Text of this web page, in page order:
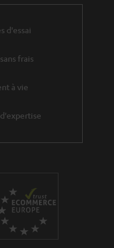
d'essai
frais
à vie